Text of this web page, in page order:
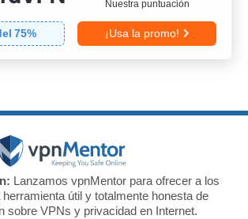
Nuestra puntuación
75% ¡Usa la promo!
Lanzamos vpnMentor para ofrecer a los
útil y totalmente honesta de
sobre VPNs y privacidad en Internet.